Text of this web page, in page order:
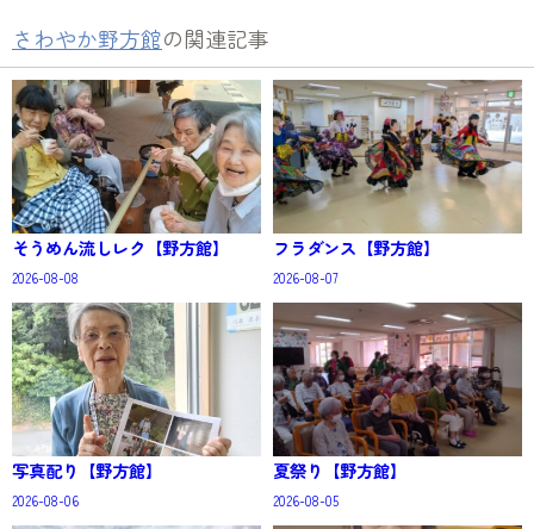
さわやか野方館の関連記事
そうめん流しレク【野方館】
2026-08-08
フラダンス【野方館】
2026-08-07
写真配り【野方館】
2026-08-06
夏祭り【野方館】
2026-08-05